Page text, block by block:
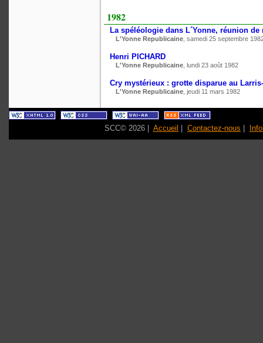
1982
La spéléologie dans L´Yonne, réunion
L'Yonne Republicaine , samedi 25 septembre
Henri PICHARD
L'Yonne Republicaine , lundi 23 août 1982
Cry mystérieux : grotte disparue au
L'Yonne Republicaine , jeudi 11 mars 1982
SCC© 2026 | Accueil Contactez-nous